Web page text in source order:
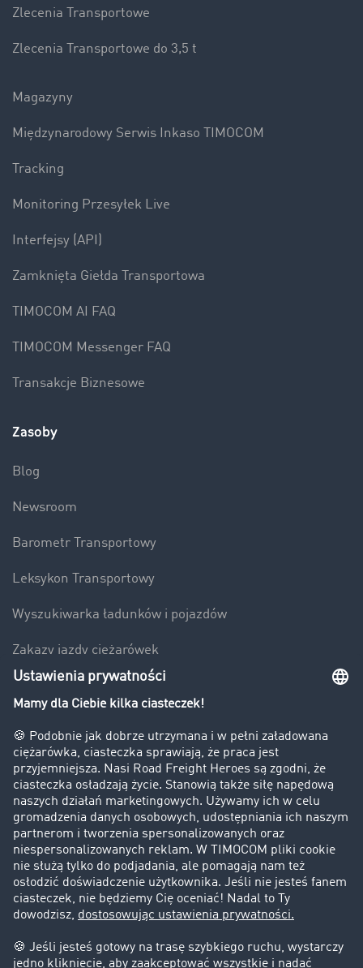
Zlecenia Transportowe
Zlecenia Transportowe do 3,5 t
Magazyny
Międzynarodowy Serwis Inkaso TIMOCOM
Tracking
Monitoring Przesyłek Live
Interfejsy (API)
Zamknięta Giełda Transportowa
TIMOCOM AI FAQ
TIMOCOM Messenger FAQ
Transakcje Biznesowe
Zasoby
Blog
Newsroom
Barometr Transportowy
Leksykon Transportowy
Wyszukiwarka ładunków i pojazdów
Zakazy jazdy ciężarówek
Bezpieczeństwo
Firma
Historie sukcesu
Klienci pozyskują nowych klientów
Informacje prawne
Impressum
OWU
Ochrona danych